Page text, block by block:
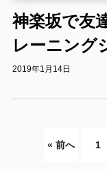
神楽坂で友
レーニング
2019年1月14日
« 前へ 1